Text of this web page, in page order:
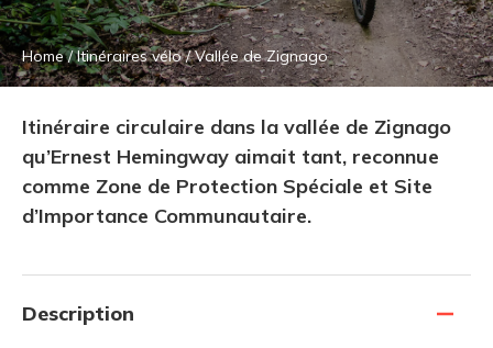
Home/Itinéraires vélo/Vallée de Zignago
Itinéraire circulaire dans la vallée de Zignago
qu’Ernest Hemingway aimait tant, reconnue
comme Zone de Protection Spéciale et Site
d’Importance Communautaire.
Description